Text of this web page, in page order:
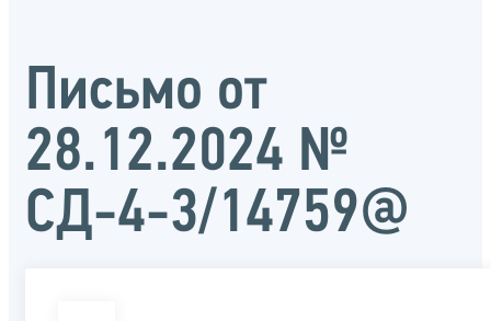
Письмо от
28.12.2024 №
СД-4-3/14759@